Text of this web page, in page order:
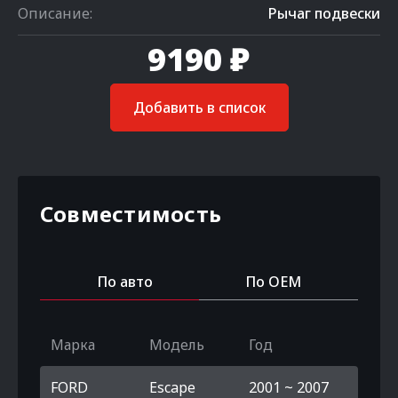
Описание: Рычаг подвески
9190 ₽
Добавить в список
Совместимость
По авто По OEM
Марка Модель Год
FORD Escape 2001 ~ 2007